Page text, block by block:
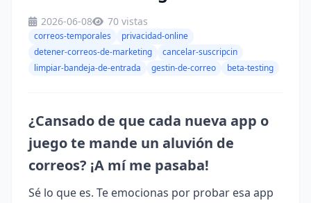
2026-06-08 70 vistas
correos-temporales
privacidad-online
detener-correos-de-marketing
cancelar-suscripcin
limpiar-bandeja-de-entrada
gestin-de-correo beta-testing
¿Cansado de que cada nueva app o
juego te mande un aluvión de
correos? ¡A mí me pasaba!
Sé lo que es. Te emocionas por probar esa app